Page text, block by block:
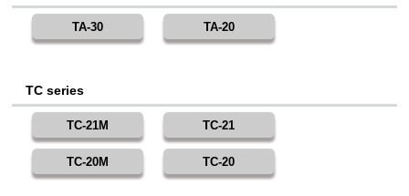
TA-30 TA-20
TC series
TC-21M TC-21
TC-20M TC-20